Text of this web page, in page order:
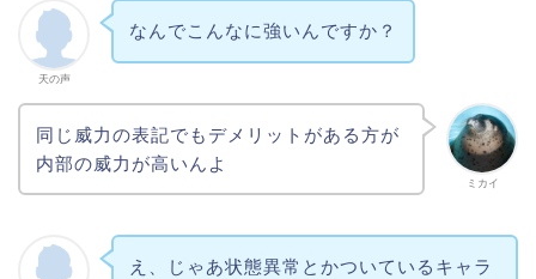
天の声
なんでこんなに強いんですか？
ミカイ
同じ威力の表記でもデメリットがある方が
内部の威力が高いんよ
え、じゃあ状態異常とかついているキャラ